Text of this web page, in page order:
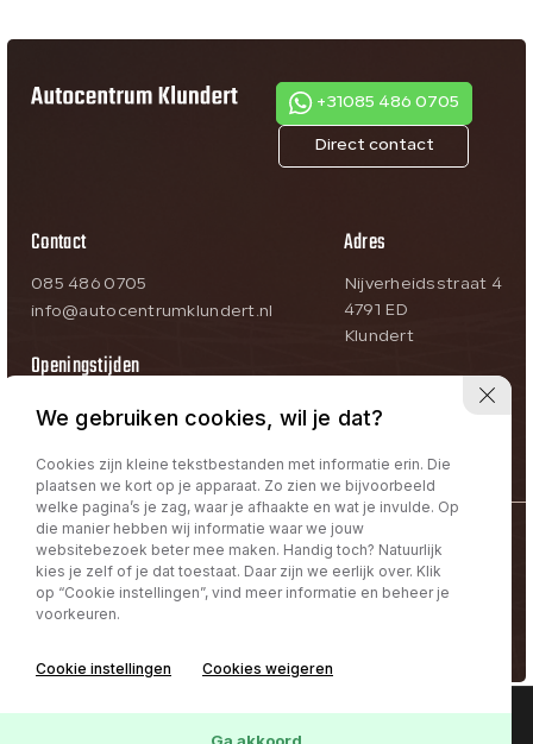
Direct contact
+31085 486 0705
Contact
085 486 0705
info@autocentrumklundert.nl
Adres
Nijverheidsstraat 4
4791 ED
Klundert
Openingstijden
Ma-Vr:
09:00 – 18:00
Zo:
Op afspraak
@Autocentrum Klundert
Privacy policy | Term & Conditions
We gebruiken cookies, wil je dat?
Cookies zijn kleine tekstbestanden met informatie erin. Die
plaatsen we kort op je apparaat. Zo zien we bijvoorbeeld
welke pagina’s je zag, waar je afhaakte en wat je invulde. Op
die manier hebben wij informatie waar we jouw
websitebezoek beter mee maken. Handig toch? Natuurlijk
kies je zelf of je dat toestaat. Daar zijn we eerlijk over. Klik
op “Cookie instellingen”, vind meer informatie en beheer je
voorkeuren.
Cookie instellingen Cookies weigeren